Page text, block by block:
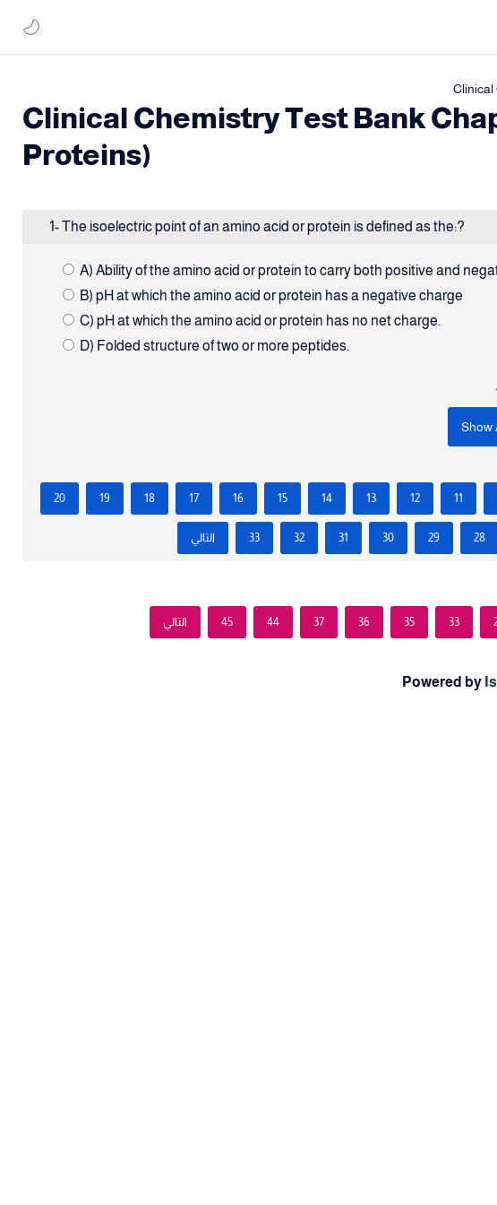
Clinical Chemistry Test Bank
Proteins)
1- The isoelectric point of an amino acid or protein is defined as the:?
A) Ability of the amino acid or protein to carry both positive and
B) pH at which the amino acid or protein has a negative charge
C) pH at which the amino acid or protein has no net charge.
D) Folded structure of two or more peptides.
Show
11
12
13
14
15
16
17
18
19
20
28
29
30
31
32
33 التالي
33
35
36
37
44
45 التالي
Powered by